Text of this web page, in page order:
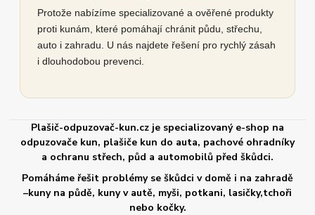
Protože nabízíme specializované a ověřené produkty
proti kunám, které pomáhají chránit půdu, střechu,
auto i zahradu. U nás najdete řešení pro rychlý zásah
i dlouhodobou prevenci.
Plašič-odpuzovač-kun.cz je specializovaný e-shop na
odpuzovače kun, plašiče kun do auta, pachové ohradníky
a ochranu střech, půd a automobilů před škůdci.
Pomáháme řešit problémy se škůdci v domě i na zahradě
–kuny na půdě, kuny v autě, myši, potkani, lasičky,tchoři
nebo kočky.